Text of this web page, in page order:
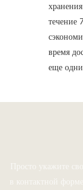
течение
время
еще
Просто укажите
в контактной